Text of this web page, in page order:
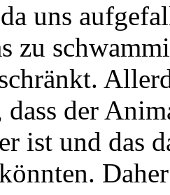
uns
zu
dass der
ist und das